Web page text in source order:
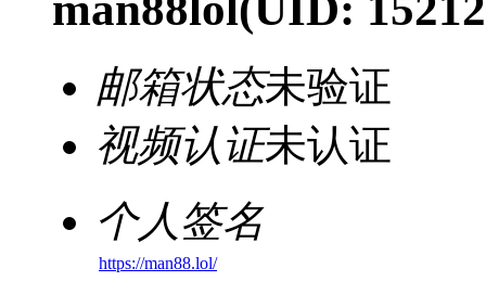
邮箱状态未验证
视频认证未认证
个人签名
https://man88.lol/